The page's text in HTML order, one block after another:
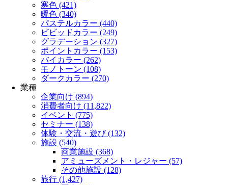
寒色 (421)
暖色 (340)
パステルカラー (440)
ビビッドカラー (249)
グラデーション (327)
ポイントカラー (153)
バイカラー (262)
モノトーン (108)
ダークカラー (270)
業種
企業向け (894)
消費者向け (11,822)
イベント (775)
セミナー (138)
体験・交流・遊び (132)
施設 (540)
商業施設 (368)
アミューズメント・レジャー (57)
その他施設 (128)
旅行 (1,427)